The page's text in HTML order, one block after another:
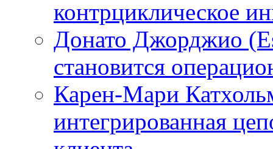
контрциклическое
Донато Джорджио
становится
Карен-Мари
интегрированная